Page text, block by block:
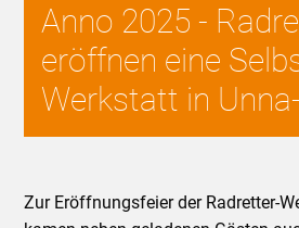
Anno 2025 -
eröffnen eine
Werkstatt in
Zur Eröffnungsfeier der Radretter-